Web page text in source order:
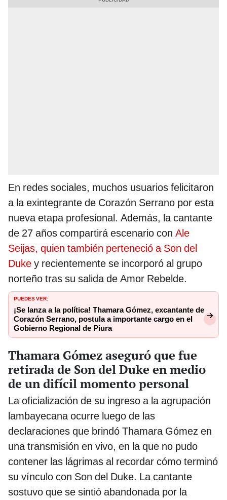
En redes sociales, muchos usuarios felicitaron
a la exintegrante de Corazón Serrano por esta
nueva etapa profesional. Además, la cantante
de 27 años compartirá escenario con Ale
Seijas, quien también perteneció a Son del
Duke y recientemente se incorporó al grupo
norteño tras su salida de Amor Rebelde.
PUEDES VER:
¡Se lanza a la política! Thamara Gómez, excantante de
Corazón Serrano, postula a importante cargo en el
Gobierno Regional de Piura
Thamara Gómez aseguró que fue
retirada de Son del Duke en medio
de un difícil momento personal
La oficialización de su ingreso a la agrupación
lambayecana ocurre luego de las
declaraciones que brindó Thamara Gómez en
una transmisión en vivo, en la que no pudo
contener las lágrimas al recordar cómo terminó
su vínculo con Son del Duke. La cantante
sostuvo que se sintió abandonada por la